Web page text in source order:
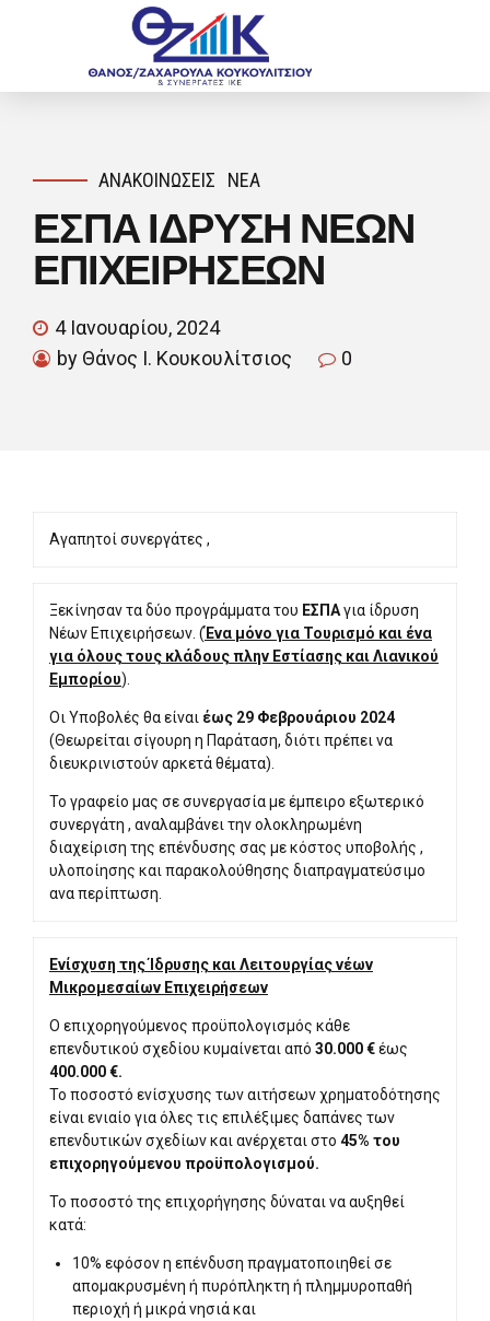
ΑΝΑΚΟΙΝΏΣΕΙΣ ΝΈΑ
ΕΣΠΑ ΙΔΡΥΣΗ ΝΕΩΝ
ΕΠΙΧΕΙΡΗΣΕΩΝ
4 Ιανουαρίου, 2024
by Θάνος Ι. Κουκουλίτσιος
0
Αγαπητοί συνεργάτες ,
Ξεκίνησαν τα δύο προγράμματα του ΕΣΠΑγια ίδρυση
Νέων Επιχειρήσεων. (Ένα μόνο για Τουρισμό και ένα
για όλους τους κλάδους πλην Εστίασης και Λιανικού
Εμπορίου).
Οι Υποβολές θα είναι έως 29 Φεβρουάριου 2024
(Θεωρείται σίγουρη η Παράταση, διότι πρέπει να
διευκρινιστούν αρκετά θέματα).
Το γραφείο μας σε συνεργασία με έμπειρο εξωτερικό
συνεργάτη , αναλαμβάνει την ολοκληρωμένη
διαχείριση της επένδυσης σας με κόστος υποβολής ,
υλοποίησης και παρακολούθησης διαπραγματεύσιμο
ανα περίπτωση.
Ενίσχυση της Ίδρυσης και Λειτουργίας νέων
Μικρομεσαίων Επιχειρήσεων
Ο επιχορηγούμενος προϋπολογισμός κάθε
επενδυτικού σχεδίου κυμαίνεται από ​ 30.000 €έως
400.000 €.
Το ποσοστό ενίσχυσης των αιτήσεων χρηματοδότησης
είναι ενιαίο για όλες τις επιλέξιμες δαπάνες των
επενδυτικών σχεδίων και ανέρχεται στο 45% του
επιχορηγούμενου προϋπολογισμού.
Το ποσοστό της επιχορήγησης δύναται να αυξηθεί
κατά:
​​10% εφόσον η επένδυση πραγματοποιηθεί σε
απομακρυσμένη ή πυρόπληκτη ή πλημμυροπαθή
περιοχή ή μικρά νησιά και